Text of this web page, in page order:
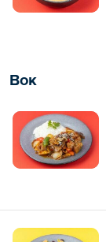
Вок